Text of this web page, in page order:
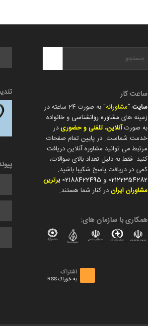
ساعت کار
سایت "مشاورانه
" به صورت 24 ساعته در
زمینه های مشاوره روانشناسی و خانواده
به صورتآنلاین، تلفنی و حضوریدر
خدمت شماست. در پایین تمام صفحات
مرتبط می توانید مشاوره آنلاین دریافت
کنید. فقط به دلیل تعداد بالای سوالات،
کمی در دریافت پاسخ شکیبا باشید.
02122354282 و 02188422495 برترین
مشاوران ایراندر کنار شما هستند.
همکاری با سازمان های:
اشتراک
به خوراک RSS